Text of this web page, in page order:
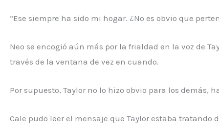
“Ese siempre ha sido mi hogar. ¿No es obvio que
Neo se encogió aún más por la frialdad en la voz de
través de la ventana de vez en cuando.
Por supuesto, Taylor no lo hizo obvio para los
Cale pudo leer el mensaje que Taylor estaba